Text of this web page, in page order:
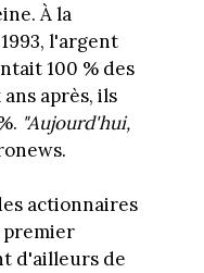
À la
l'argent
100 % des
après, ils
"Aujourd'hui,
actionnaires
d'ailleurs de